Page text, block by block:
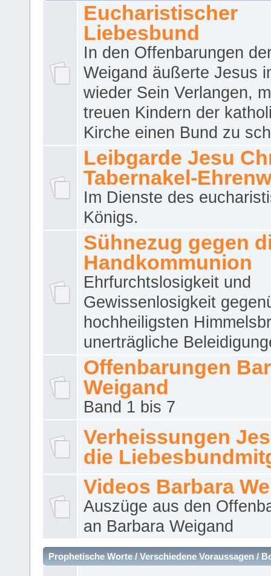
Eucharistischer
Liebesbund
In den Offenbarungen
Weigand äußerte Jesus
wieder Sein Verlangen,
treuen Kindern der
Kirche einen Bund zu
Leibgarde Jesu
Tabernakel-
Im Dienste des
Königs.
Sühnezug gegen
Handkommunion
Ehrfurchtslosigkeit und
Gewissenlosigkeit
hochheiligsten
unerträgliche
Offenbarungen
Weigand
Band 1 bis 7
Verheissungen
die
Videos Barbara
Auszüge aus den
an Barbara Weigand
Prophetische Worte / Verschiedene Voraussagen /